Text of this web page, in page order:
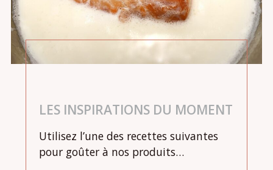
LES INSPIRATIONS DU MOMENT
Utilisez l’une des recettes suivantes
pour goûter à nos produits…